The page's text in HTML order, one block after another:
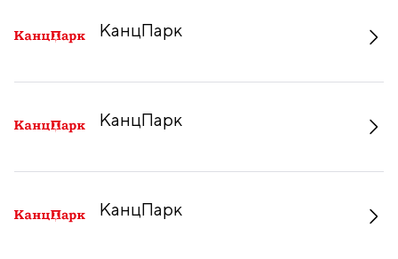
КанцПарк
КанцПарк
КанцПарк